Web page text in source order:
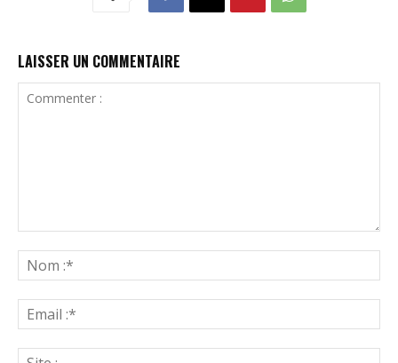
LAISSER UN COMMENTAIRE
:*
:*